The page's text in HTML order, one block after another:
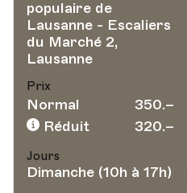
populaire de
Lausanne - Escaliers
du Marché 2,
Lausanne
Prix
Normal
350.–
Réduit
320.–
Jours
Dimanche (10h à 17h)